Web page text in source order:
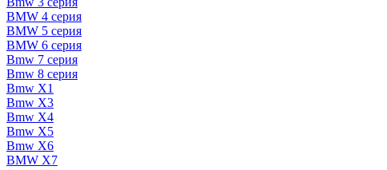
BMW 4 серия
BMW 5 серия
BMW 6 серия
Bmw 7 серия
Bmw 8 серия
Bmw X1
Bmw X3
Bmw X4
Bmw X5
Bmw X6
BMW X7